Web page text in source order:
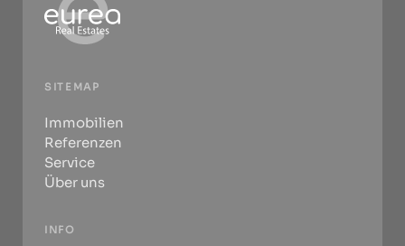
SITEMAP
Immobilien
Referenzen
Service
Über uns
INFO